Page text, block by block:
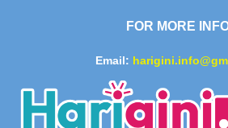
FOR MORE
Email: